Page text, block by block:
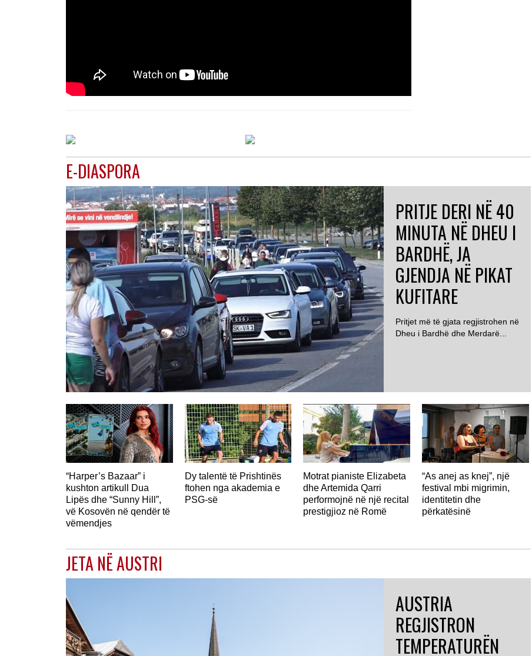
E-DIASPORA
PRITJE DERI NË 40
MINUTA NË DHEU I
BARDHË, JA
GJENDJA NË PIKAT
KUFITARE
Pritjet më të gjata regjistrohen në
Dheu i Bardhë dhe Merdarë...
“Harper’s Bazaar” i
kushton artikull Dua
Lipës dhe “Sunny Hill”,
vë Kosovën në qendër të
vëmendjes
Dy talentë të Prishtinës
ftohen nga akademia e
PSG-së
ROMË
Motrat pianiste Elizabeta
dhe Artemida Qarri
performojnë në një recital
prestigjioz në Romë
“As anej as knej”, një
festival mbi migrimin,
identitetin dhe
përkatësinë
JETA NË AUSTRI
AUSTRIA
REGJISTRON
TEMPERATURËN